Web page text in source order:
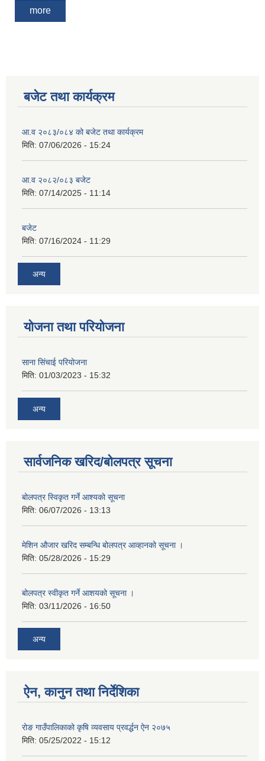
more
बजेट तथा कार्यक्रम
आ.व २०८३/०८४ को बजेट तथा कार्यक्रम
मिति: 07/06/2026 - 15:24
आ.व २०८२/०८३ बजेट
मिति: 07/14/2025 - 11:14
बजेट
मिति: 07/16/2024 - 11:29
अन्य
योजना तथा परियोजना
साना सिंचाई परियोजना
मिति: 01/03/2023 - 15:32
अन्य
सार्वजनिक खरिद/बोलपत्र सूचना
बोलपत्र स्विकृत गर्ने आश्यको सूचना
मिति: 06/07/2026 - 13:13
मेशिन औजार खरिद सम्बन्धि बोलपत्र आव्हानको सूचना ।
मिति: 05/28/2026 - 15:29
बोलपत्र स्वीकृत गर्ने आशयको सूचना ।
मिति: 03/11/2026 - 16:50
अन्य
ऐन, कानुन तथा निर्देशिका
रोङ गाउँपालिकाको कृषि व्यवसाय प्रवर्द्धन ऐन २०७५
मिति: 05/25/2022 - 15:12